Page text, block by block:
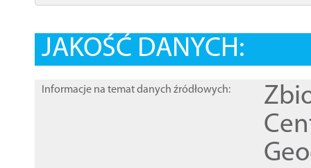
JAKOŚĆ DANYCH:
Informacje na temat danych źródłowych: